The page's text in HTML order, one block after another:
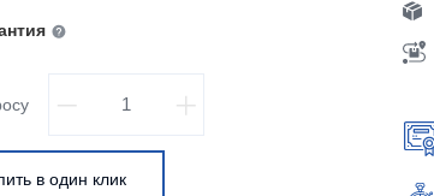
в один клик